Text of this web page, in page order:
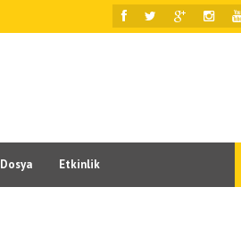
Dosya Etkinlik